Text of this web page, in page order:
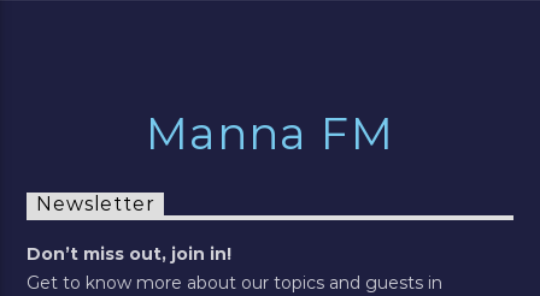
Manna FM
Newsletter
Don’t miss out, join in!
Get to know more about our topics and guests in